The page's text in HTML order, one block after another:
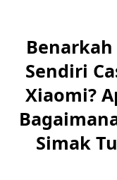
Sendiri
Xiaomi?
Simak